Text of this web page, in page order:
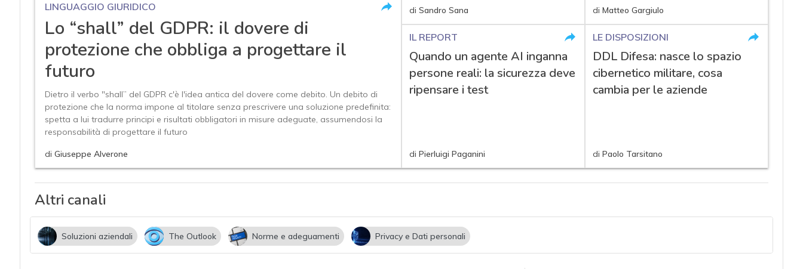
LINGUAGGIO GIURIDICO
Lo “shall” del GDPR: il dovere di
protezione che obbliga a progettare il
futuro
Dietro il verbo "shall” del GDPR c'è l'idea antica del dovere come debito. Un debito di
protezione che la norma impone al titolare senza prescrivere una soluzione predefinita:
spetta a lui tradurre principi e risultati obbligatori in misure adeguate, assumendosi la
responsabilità di progettare il futuro
di Giuseppe Alverone
di Sandro Sana diMatteo Gargiulo
IL REPORT
Quando un agente AI inganna
persone reali: la sicurezza deve
ripensare i test
di Pierluigi Paganini
LE DISPOSIZIONI
DDL Difesa: nasce lo spazio
cibernetico militare, cosa
cambia per le aziende
diPaolo Tarsitano
Altri canali
Soluzioni aziendali The Outlook Norme e adeguamenti Privacy e Dati personali